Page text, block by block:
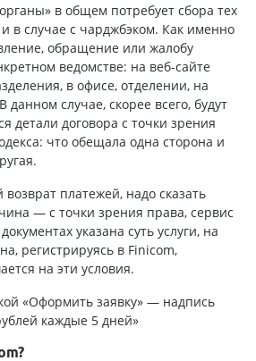
в общем потребует сбора тех
в случае с чарджбэком. Как именно
обращение или жалобу
ведомстве: на веб-сайте
в офисе, отделении, на
данном случае, скорее всего, будут
детали договора с точки зрения
что обещала одна сторона и
платежей, надо сказать
— с точки зрения права, сервис
указана суть услуги, на
регистрируясь в Finicom,
на эти условия.
«Оформить заявку» — надпись
каждые 5 дней»